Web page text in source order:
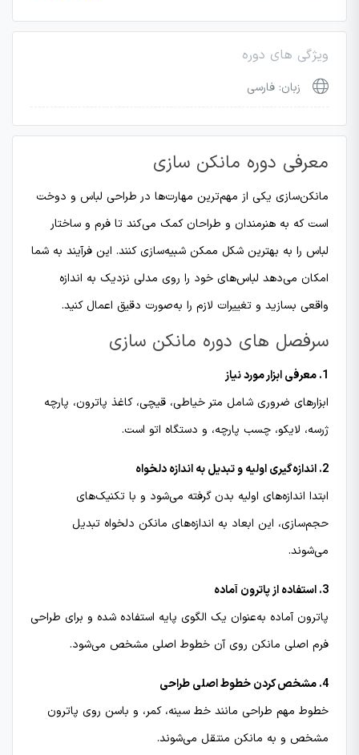
ویژگی های دوره
زبان: فارسی
معرفی دوره مانکن سازی
مانکن‌سازی یکی از مهم‌ترین مهارت‌ها در طراحی لباس و دوخت
است که به هنرمندان و طراحان کمک می‌کند تا فرم و ساختار
لباس را به بهترین شکل ممکن شبیه‌سازی کنند. این فرآیند به شما
امکان می‌دهد لباس‌های خود را روی مدلی نزدیک به اندازه
واقعی بسازید و تغییرات لازم را به‌صورت دقیق اعمال کنید.
سرفصل های دوره مانکن سازی
1. معرفی ابزار مورد نیاز
ابزارهای ضروری شامل متر خیاطی، قیچی، کاغذ پاترون، پارچه
ژرسه، لایکو، چسب پارچه، و دستگاه اتو است.
2. اندازه‌گیری اولیه و تبدیل به اندازه دلخواه
ابتدا اندازه‌های اولیه بدن گرفته می‌شود و با تکنیک‌های
حجم‌سازی، این ابعاد به اندازه‌های مانکن دلخواه تبدیل
می‌شوند.
3. استفاده از پاترون آماده
پاترون آماده به‌عنوان یک الگوی پایه استفاده شده و برای طراحی
فرم اصلی مانکن روی آن خطوط اصلی مشخص می‌شود.
4. مشخص کردن خطوط اصلی طراحی
خطوط مهم طراحی مانند خط سینه، کمر، و باسن روی پاترون
مشخص و به مانکن منتقل می‌شوند.